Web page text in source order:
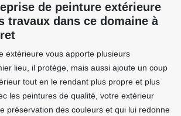
de peinture extérieure
travaux dans ce domaine à
extérieure vous apporte plusieurs
lieu, il protège, mais aussi ajoute un coup
tout en le rendant plus propre et plus
les peintures de qualité, votre extérieur
préservation des couleurs et qui lui redonne